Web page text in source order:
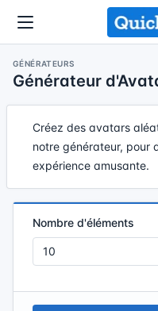
GÉNÉRATEURS
Générateur
Créez des avatars
notre générateur, pour
expérience amusante.
Nombre d'éléments